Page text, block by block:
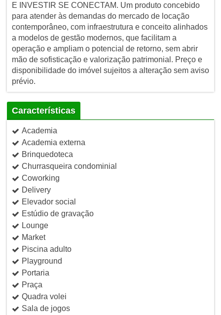
E INVESTIR SE CONECTAM. Um produto concebido
para atender às demandas do mercado de locação
contemporâneo, com infraestrutura e conceito alinhados
a modelos de gestão modernos, que facilitam a
operação e ampliam o potencial de retorno, sem abrir
mão de sofisticação e valorização patrimonial. Preço e
disponibilidade do imóvel sujeitos a alteração sem aviso
prévio.
Características
Academia
Academia externa
Brinquedoteca
Churrasqueira condominial
Coworking
Delivery
Elevador social
Estúdio de gravação
Lounge
Market
Piscina adulto
Playground
Portaria
Praça
Quadra volei
Sala de jogos